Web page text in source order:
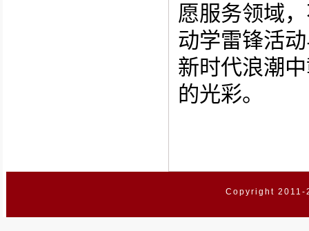
愿服务领域
动学雷锋活
新时代浪潮
的光彩。
Copyright 2011-